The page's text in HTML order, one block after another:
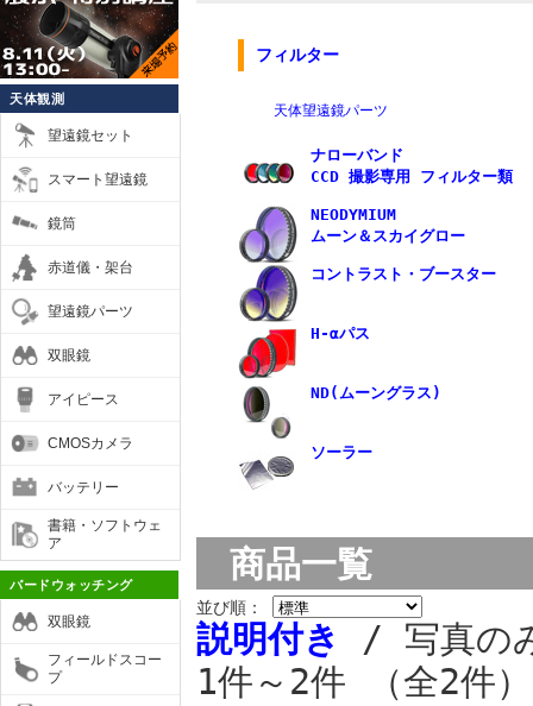
天体観測
望遠鏡セット
スマート望遠鏡
鏡筒
赤道儀・架台
望遠鏡パーツ
双眼鏡
アイピース
CMOSカメラ
バッテリー
書籍・ソフトウェ
ア
バードウォッチング
双眼鏡
フィールドスコー
プ
フィルター
天体望遠鏡パーツ
ナローバンド
CCD 撮影専用 フィルター類
NEODYMIUM
ムーン＆スカイグロー
コントラスト・ブースター
H-αパス
ND(ムーングラス)
ソーラー
商品一覧
並び順：
説明付き
/ 写真の
1件～2件 （全2件）